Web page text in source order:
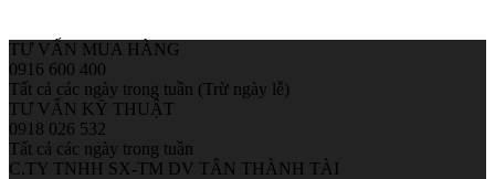
TƯ VẤN MUA HÀNG
0916 600 400
Tất cả các ngày trong tuần (Trừ ngày lễ)
TƯ VẤN KỸ THUẬT
0918 026 532
Tất cả các ngày trong tuần
C.TY TNHH SX-TM DV TÂN THÀNH TÀI